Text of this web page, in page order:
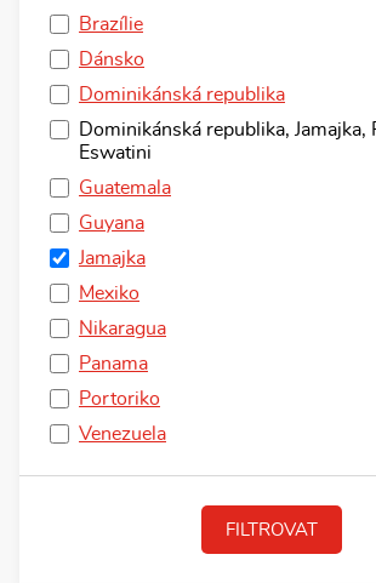
Brazílie
Dánsko
Dominikánská republika
Dominikánská republika, Jamajka,
Eswatini
Guatemala
Guyana
Jamajka
Mexiko
Nikaragua
Panama
Portoriko
Venezuela
FILTROVAT